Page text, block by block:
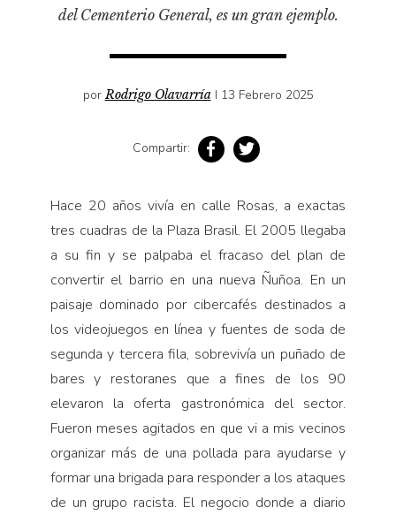
del Cementerio General, es un gran ejemplo.
porRodrigo Olavarría I 13 Febrero 2025
Compartir:
Hace 20 años vivía en calle Rosas, a exactas
tres cuadras de la Plaza Brasil. El 2005 llegaba
a su fin y se palpaba el fracaso del plan de
convertir el barrio en una nueva Ñuñoa. En un
paisaje dominado por cibercafés destinados a
los videojuegos en línea y fuentes de soda de
segunda y tercera fila, sobrevivía un puñado de
bares y restoranes que a fines de los 90
elevaron la oferta gastronómica del sector.
Fueron meses agitados en que vi a mis vecinos
organizar más de una pollada para ayudarse y
formar una brigada para responder a los ataques
de un grupo racista. El negocio donde a diario